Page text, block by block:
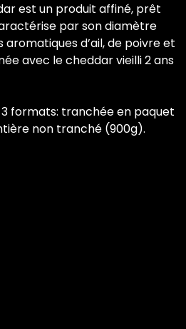
est un produit affiné, prêt
par son diamètre
aromatiques d’ail, de poivre et
avec le cheddar vieilli 2 ans
formats: tranchée en paquet
non tranché (900g).